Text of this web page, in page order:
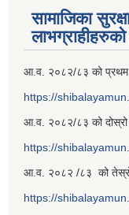
सामाजिका
आ.व. २०८२/८३ को प्रथम
https://
आ.व. २०८२/८३ को दोस्रो
https://
आ.व. २०८२ /८३ को
https://